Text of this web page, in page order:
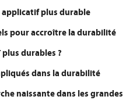
plus durable
pour accroître la durabilité
durables ?
dans la durabilité
naissante dans les grandes